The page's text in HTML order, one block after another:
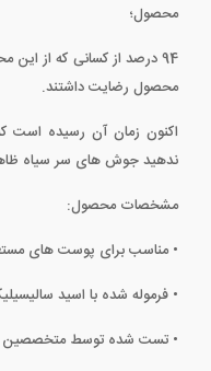
محصول؛
94 درصد از کسانی که از این
محصول رضایت داشتند.
اکنون زمان آن رسیده است
ندهید جوش های سر سیاه
مشخصات محصول:
• مناسب برای پوست های
• فرموله شده با اسید
• تست شده توسط